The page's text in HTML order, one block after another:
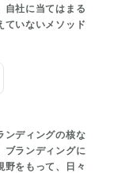
自社に当てはまる
ていないメソッド
ンディングの核な
ブランディングに
野をもって、日々